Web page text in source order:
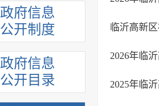
政府信息
公开制度
政府信息
公开目录
临沂高新
2025年临